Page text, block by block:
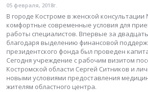
05 февраля, 2018г.
В городе Костроме в женской
комфортные современные условия для
работы специалистов. Впервые за
благодаря выделению финансовой
президентского фонда был проведен
Сегодня учреждение с рабочим визитом
Костромской области Сергей Ситников и
новыми условиями предоставления
жителям областного центра.